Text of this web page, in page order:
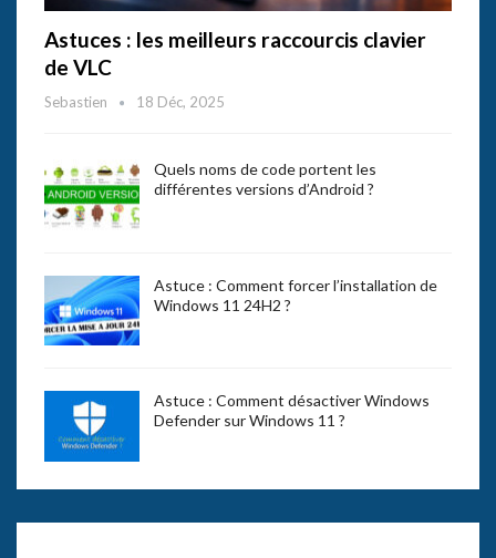
Astuces : les meilleurs raccourcis clavier
de VLC
Sebastien 18 Déc, 2025
Quels noms de code portent les
différentes versions d’Android ?
Astuce : Comment forcer l’installation de
Windows 11 24H2 ?
Astuce : Comment désactiver Windows
Defender sur Windows 11 ?